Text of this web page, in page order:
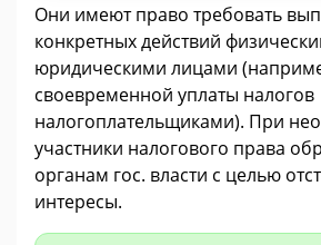
Они имеют право требовать
конкретных действий
юридическими лицами
своевременной уплаты налогов
налогоплательщиками). При
участники налогового права
органам гос. власти с целью
интересы.